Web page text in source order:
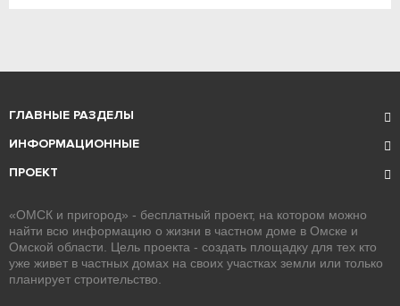
ГЛАВНЫЕ РАЗДЕЛЫ
ИНФОРМАЦИОННЫЕ
ПРОЕКТ
«ОМСК и пригород» - бесплатный проект, на котором можно
найти всю информацию о жизни в частном доме в Омске и
Омской области. Цель проекта - создать площадку для тех кто
уже живет в частных домах на своих участках земли или только
планирует строительство.